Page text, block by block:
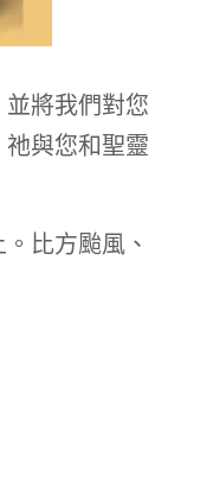
並將我們對您
與您和聖靈
比方颱風、